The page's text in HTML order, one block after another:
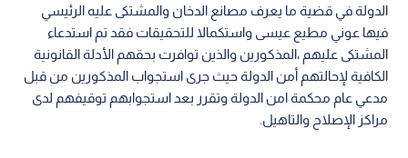
الدولة في قضية ما يعرف مصانع الدخان والمشتكى عليه الرئيسي
فيها عوني مطيع عيسى واستكمالا للتحقيقات فقد تم استدعاء
المشتكى عليهم ،المذكورين والذين توافرت بحقهم الأدلة القانونية
الكافية لإحالتهم أمن الدولة حيث جرى استجواب المذكورين من قبل
مدعي عام محكمة امن الدولة وتقرر بعد استجوابهم توقيفهم لدى
مراكز الإصلاح والتاهيل.